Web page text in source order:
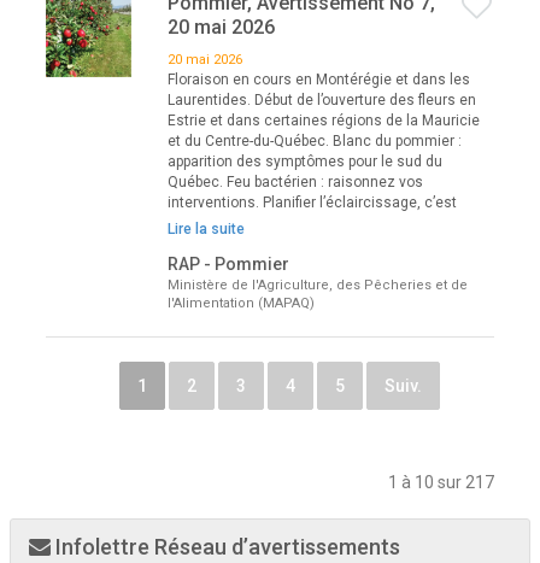
20 mai 2026
20 mai 2026
Floraison en cours en Montérégie et dans les
Laurentides. Début de l’ouverture des fleurs en
Estrie et dans certaines régions de la Mauricie
et du Centre-du-Québec. Blanc du pommier :
apparition des symptômes pour le sud du
Québec. Feu bactérien : raisonnez vos
interventions. Planifier l’éclaircissage, c’est
Lire la suite
RAP - Pommier
Ministère de l'Agriculture, des Pêcheries et de
l'Alimentation (MAPAQ)
1 2 3 4 5 Suiv.
1 à 10 sur 217
Infolettre Réseau d’avertissements